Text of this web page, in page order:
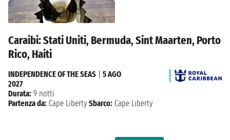
Caraibi: Stati Uniti, Bermuda, Sint Maarten, Porto
Rico, Haiti
INDEPENDENCE OF THE SEAS
5 AGO
2027
Durata: 9 notti
Partenza da: Cape Liberty Sbarco: Cape Liberty